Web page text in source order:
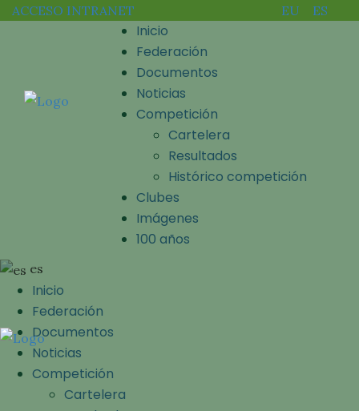
ACCESO INTRANET EU ES
Inicio
Federación
Documentos
Noticias
Competición
Cartelera
Resultados
Histórico competición
Clubes
Imágenes
100 años
es
Inicio
Federación
Documentos
Noticias
Competición
Cartelera